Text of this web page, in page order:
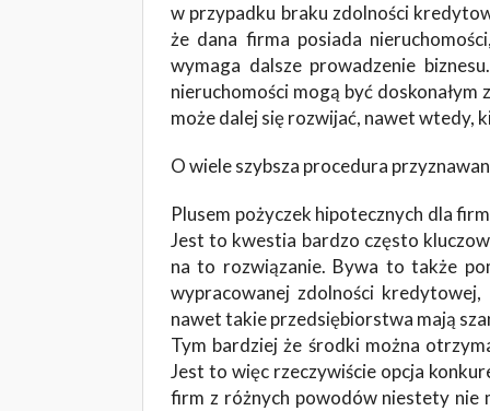
w przypadku braku zdolności
że dana firma posiada
wymaga dalsze prowadzenie
nieruchomości mogą być doskonałym
może dalej się rozwijać, nawet wtedy,
O wiele szybsza procedura
Plusem pożyczek hipotecznych dla
Jest to kwestia bardzo często
na to rozwiązanie. Bywa to także
wypracowanej zdolności
nawet takie przedsiębiorstwa mają
Tym bardziej że środki można
Jest to więc rzeczywiście opcja
firm z różnych powodów niestety nie